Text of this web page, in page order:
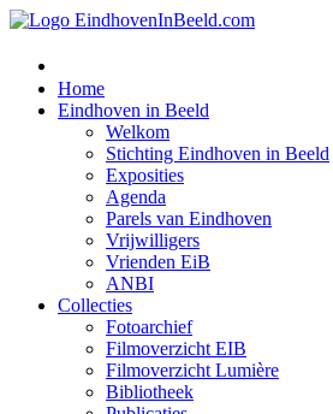
Home
Eindhoven in Beeld
Welkom
Stichting Eindhoven in Beeld
Exposities
Agenda
Parels van Eindhoven
Vrijwilligers
Vrienden EiB
ANBI
Collecties
Fotoarchief
Filmoverzicht EIB
Filmoverzicht Lumière
Bibliotheek